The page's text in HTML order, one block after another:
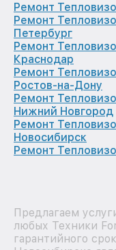
Ремонт
Ремонт
Петербург
Ремонт
Краснодар
Ремонт
Ростов-на-Дону
Ремонт
Нижний Новгород
Ремонт
Новосибирск
Ремонт
Предлагаем
любых Техники
гарантийного